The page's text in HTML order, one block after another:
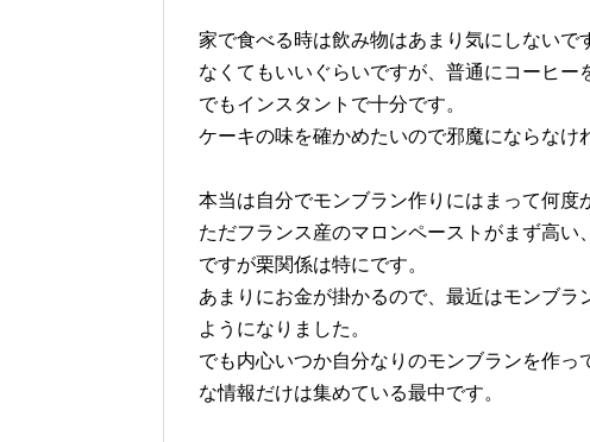
家で食べる時は飲み物はあまり気にしないで
なくてもいいぐらいですが、普通にコーヒー
でもインスタントで十分です。
ケーキの味を確かめたいので邪魔にならなけ
本当は自分でモンブラン作りにはまって何度
ただフランス産のマロンペーストがまず高
ですが栗関係は特にです。
あまりにお金が掛かるので、最近はモンブラ
ようになりました。
でも内心いつか自分なりのモンブランを作
な情報だけは集めている最中です。